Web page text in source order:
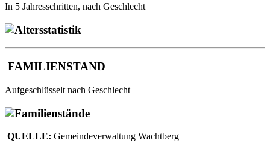
In 5 Jahresschritten, nach Geschlecht
FAMILIENSTAND
Aufgeschlüsselt nach Geschlecht
QUELLE: Gemeindeverwaltung Wachtberg